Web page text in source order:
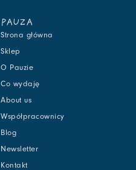
PAUZA
Strona główna
Sklep
O Pauzie
Co wydaję
About us
Współpracownicy
Blog
Newsletter
Kontakt